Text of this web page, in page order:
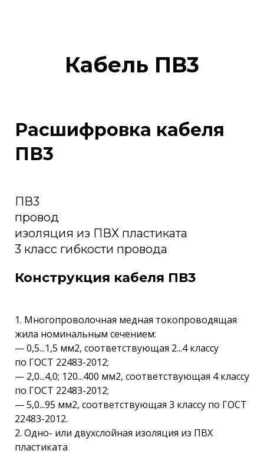
Кабель ПВ3
Расшифровка кабеля
ПВ3
ПВ3
провод
изоляция из ПВХ пластиката
3 класс гибкости провода
Конструкция кабеля ПВ3
1. Многопроволочная медная токопроводящая
жила номинальным сечением:
— 0,5...1,5 мм2, соответствующая 2...4 классу
по ГОСТ 22483-2012;
— 2,0...4,0; 120...400 мм2, соответствующая 4 классу
по ГОСТ 22483-2012;
— 5,0...95 мм2, соответствующая 3 классу по ГОСТ
22483-2012.
2. Одно- или двухслойная изоляция из ПВХ
пластиката